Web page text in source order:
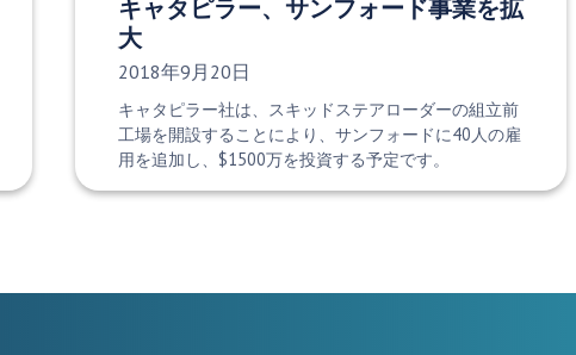
キャタピラー、サンフォード事業を拡
大
発行日:
2018年9月20日
キャタピラー社は、スキッドステアローダーの組立前
工場を開設することにより、サンフォードに40人の雇
用を追加し、$1500万を投資する予定です。